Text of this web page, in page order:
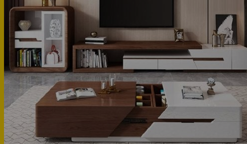
Công trình văn phòng
Công trình nhà ở
Sản phẩm
Văn phòng
Phòng khách
Phòng bếp
Phòng ngủ
Hotline: 0947 323438